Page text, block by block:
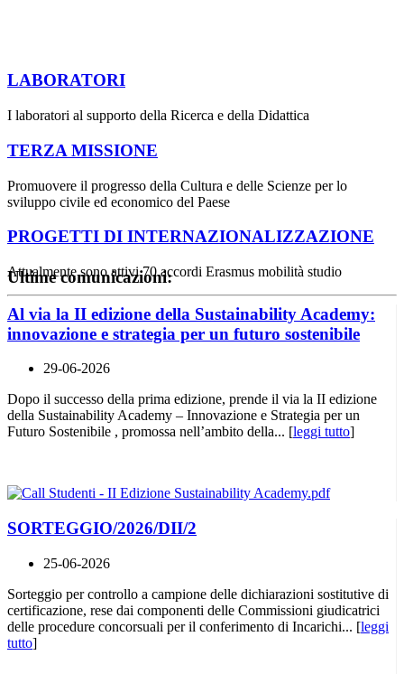
LABORATORI
I laboratori al supporto della Ricerca e della Didattica
TERZA MISSIONE
Promuovere il progresso della Cultura e delle Scienze per lo
sviluppo civile ed economico del Paese
PROGETTI DI INTERNAZIONALIZZAZIONE
Attualmente sono attivi 70 accordi Erasmus mobilità studio
Ultime comunicazioni:
Al via la II edizione della Sustainability Academy:
innovazione e strategia per un futuro sostenibile
29-06-2026
Dopo il successo della prima edizione, prende il via la II edizione
della Sustainability Academy – Innovazione e Strategia per un
Futuro Sostenibile , promossa nell’ambito della... [leggi tutto]
SORTEGGIO/2026/DII/2
25-06-2026
Sorteggio per controllo a campione delle dichiarazioni sostitutive di
certificazione, rese dai componenti delle Commissioni giudicatrici
delle procedure concorsuali per il conferimento di Incarichi... [leggi
tutto]